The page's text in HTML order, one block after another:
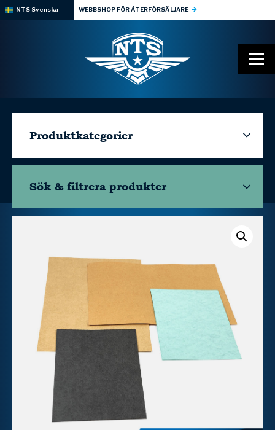
NTS Svenska WEBBSHOP FÖR ÅTERFÖRSÄLJARE
Produktkategorier
Sök & filtrera produkter